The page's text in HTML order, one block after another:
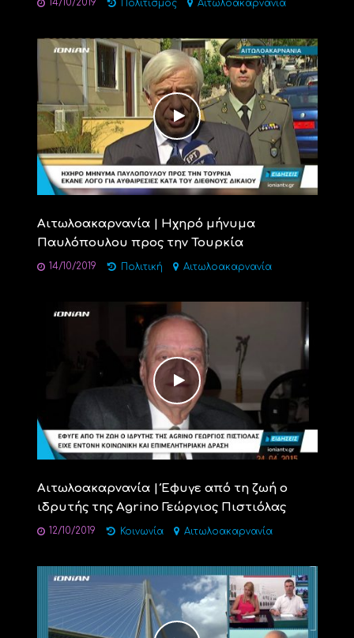
14/10/2019 Πολιτισμός Αιτωλοακαρνανία
Αιτωλοακαρνανία | Ηχηρό μήνυμα
Παυλόπουλου προς την Τουρκία
14/10/2019 Πολιτική Αιτωλοακαρνανία
Αιτωλοακαρνανία | Έφυγε από τη ζωή ο
ιδρυτής της Agrino Γεώργιος Πιστιόλας
12/10/2019 Κοινωνία Αιτωλοακαρνανία